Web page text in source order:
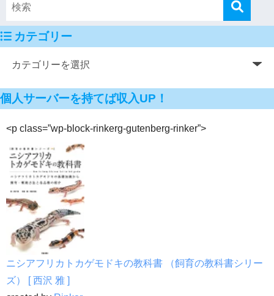
カテゴリー
個人サーバーを持てば収入UP！
<p class=”wp-block-rinkerg-gutenberg-rinker”>
ニシアフリカトカゲモドキの教科書 （飼育の教科書シリー
ズ） [ 西沢 雅 ]